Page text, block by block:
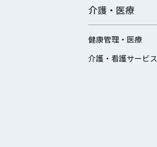
介護・医療
健康管理・医療
介護・看護サービス